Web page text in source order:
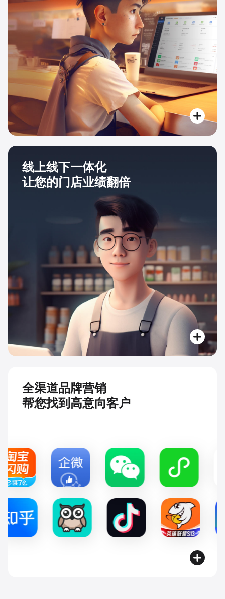
线上线下一体化
让您的门店业绩翻倍
全渠道品牌营销
帮您找到高意向客户